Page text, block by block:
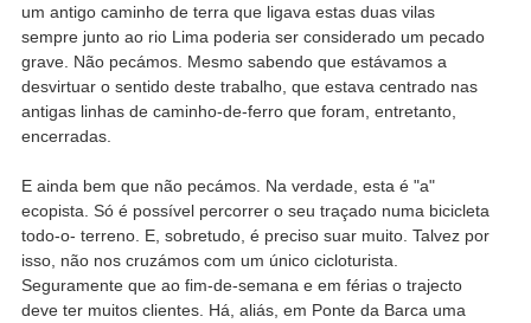
um antigo caminho de terra que ligava estas duas vilas
sempre junto ao rio Lima poderia ser considerado um pecado
grave. Não pecámos. Mesmo sabendo que estávamos a
desvirtuar o sentido deste trabalho, que estava centrado nas
antigas linhas de caminho-de-ferro que foram, entretanto,
encerradas.
E ainda bem que não pecámos. Na verdade, esta é "a"
ecopista. Só é possível percorrer o seu traçado numa bicicleta
todo-o- terreno. E, sobretudo, é preciso suar muito. Talvez por
isso, não nos cruzámos com um único cicloturista.
Seguramente que ao fim-de-semana e em férias o trajecto
deve ter muitos clientes. Há, aliás, em Ponte da Barca uma